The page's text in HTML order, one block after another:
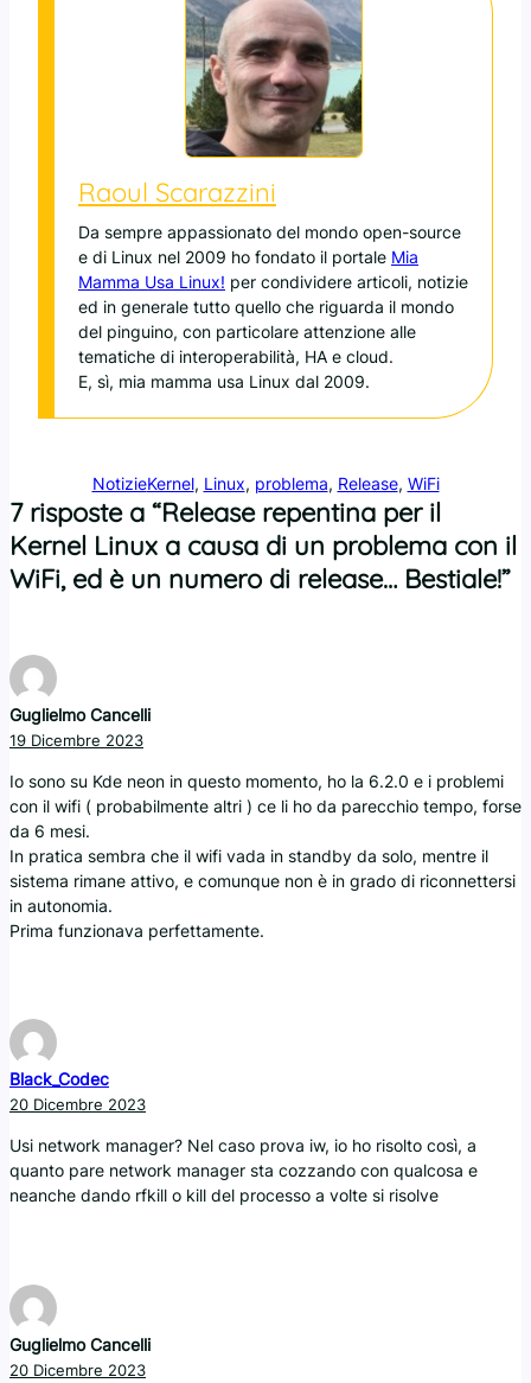
Raoul Scarazzini
Da sempre appassionato del mondo open-source
e di Linux nel 2009 ho fondato il portale Mia
Mamma Usa Linux! per condividere articoli, notizie
ed in generale tutto quello che riguarda il mondo
del pinguino, con particolare attenzione alle
tematiche di interoperabilità, HA e cloud.
E, sì, mia mamma usa Linux dal 2009.
NotizieKernel, Linux, problema, Release, WiFi
7 risposte a “Release repentina per il
Kernel Linux a causa di un problema con il
WiFi, ed è un numero di release… Bestiale!”
Guglielmo Cancelli
19 Dicembre 2023
Io sono su Kde neon in questo momento, ho la 6.2.0 e i problemi
con il wifi ( probabilmente altri ) ce li ho da parecchio tempo, forse
da 6 mesi.
In pratica sembra che il wifi vada in standby da solo, mentre il
sistema rimane attivo, e comunque non è in grado di riconnettersi
in autonomia.
Prima funzionava perfettamente.
Black_Codec
20 Dicembre 2023
Usi network manager? Nel caso prova iw, io ho risolto così, a
quanto pare network manager sta cozzando con qualcosa e
neanche dando rfkill o kill del processo a volte si risolve
Guglielmo Cancelli
20 Dicembre 2023